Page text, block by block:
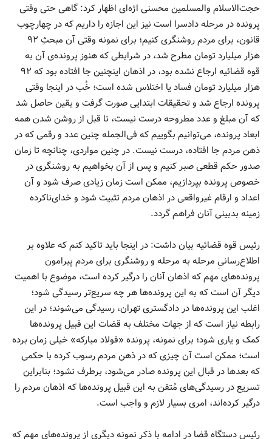
حجت‌الاسلام والمسلمین محسنی اژه‌ای اظهار کرد: گاهی حتی وقتی
پرونده در مرحله دادسرا است نیز این اجازه را داریم که در چهارچوب
قانون، برای مردم روشنگری کنیم؛ برای نمونه وقتی آن مبحثِ ۹۲
هزار میلیارد تومان مطرح شد، در شرایطی که هنوز پرونده‌ی آن به
قوه قضائیه ارجاع نشده بود، در اذهان اینچنین جا افتاده بود که ۹۲
هزار میلیارد تومان فساد یا اختلاس شده است؛ خُب در اینجا وقتی
پرونده ارجاع شد و تحقیقات ابتدایی صورت گرفت و یقین حاصل شد
که آن مبلغ و عدد مطروحه درست نیست، تا قبل از روشن شدن همه
ابعاد پرونده، می‌توانیم بگوییم که فی‌الجمله چنین عدد و رقمی که در
ذهن مردم جا افتاده، درست نیست. در چنین مواردی، چنانچه تا زمان
صدور حکم قطعی صبر کنیم و پس از آن بخواهیم به روشنگری در
خصوص پرونده بپردازیم، ممکن است زمان زیادی صرف شود و آن
اعداد و ارقام غیرواقعی در اذهان مردم تثبیت شود و خدای‌ناکرده
زمینه بدبینی آنان فراهم گردد.
رئیس قوه قضائیه بیان داشت: در اینجا باید تاکید کنم که علاوه بر
اطلاع‌رسانیِ مرحله به مرحله و روشنگری برای مردم پیرامون
پرونده‌های مهم که اذهان آنان را درگیر کرده است، موضوع با اهمیت
دیگر آن است که به این پرونده‌ها هر چه سریع‌تر رسیدگی شود؛
اغلب این پرونده‌ها در دادگستری تهران، رسیدگی می‌شوند؛ در این
رابطه نیاز است که از جهات مختلف به قضات این قبیل پرونده‌ها
کمک و یاری شود؛ برای نمونه، پرونده «فولاد مبارکه» خیلی زمان برده
است؛ ممکن است آن چیزی که در ذهن مردم رسوب کرده با حکمی
که بعدها در قبال این پرونده صادر می‌شود، برطرف نشود؛ بنابراین
تسریع در رسیدگی‌های مُتقن به این قبیل پرونده‌ها که اذهان مردم را
درگیر کرده‌اند، امری بسیار لازم و واجب است.
رئیس دستگاه قضا در ادامه با ذکر نمونه دیگری از پرونده‌های مهم که